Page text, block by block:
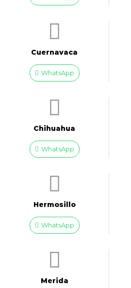
Cuernavaca
WhatsApp
Chihuahua
WhatsApp
Hermosillo
WhatsApp
Merida